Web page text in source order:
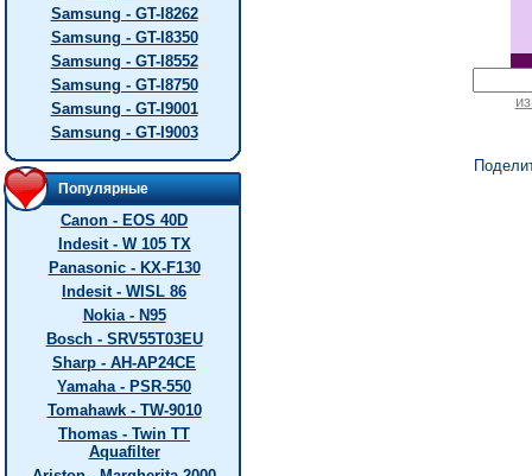
Samsung - GT-I8262
Samsung - GT-I8350
Samsung - GT-I8552
Samsung - GT-I8750
Samsung - GT-I9001
Samsung - GT-I9003
Популярные
Canon - EOS 40D
Indesit - W 105 TX
Panasonic - KX-F130
Indesit - WISL 86
Nokia - N95
Bosch - SRV55T03EU
Sharp - AH-AP24CE
Yamaha - PSR-550
Tomahawk - TW-9010
Thomas - Twin TT
Aquafilter